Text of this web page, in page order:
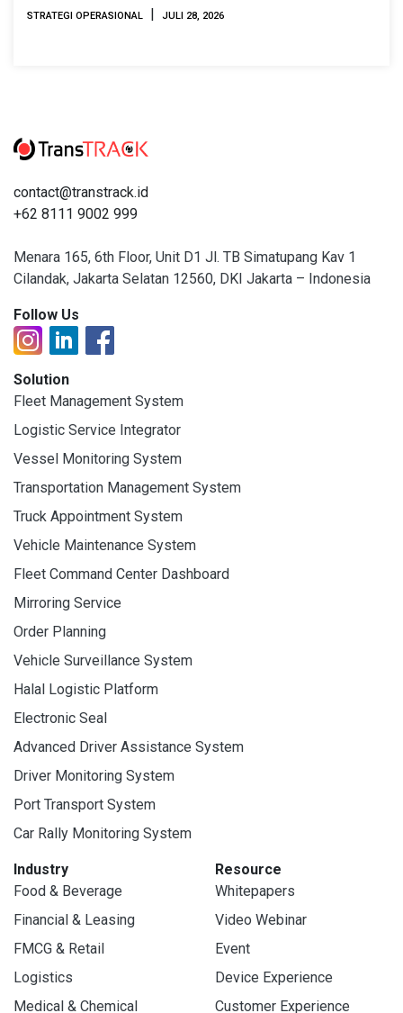
STRATEGI OPERASIONAL | JULI 28, 2026
contact@transtrack.id
+62 8111 9002 999
Menara 165, 6th Floor, Unit D1 Jl. TB Simatupang Kav 1
Cilandak, Jakarta Selatan 12560, DKI Jakarta – Indonesia
Follow Us
Solution
Fleet Management System
Logistic Service Integrator
Vessel Monitoring System
Transportation Management System
Truck Appointment System
Vehicle Maintenance System
Fleet Command Center Dashboard
Mirroring Service
Order Planning
Vehicle Surveillance System
Halal Logistic Platform
Electronic Seal
Advanced Driver Assistance System
Driver Monitoring System
Port Transport System
Car Rally Monitoring System
Industry
Food & Beverage
Financial & Leasing
FMCG & Retail
Logistics
Medical & Chemical
Resource
Whitepapers
Video Webinar
Event
Device Experience
Customer Experience